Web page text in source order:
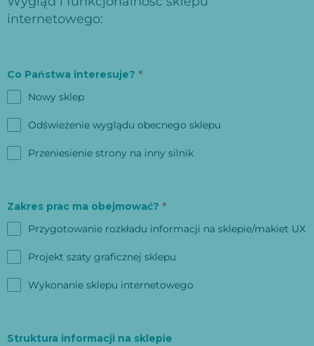
internetowego:
Co Państwa interesuje? *
Nowy sklep
Odświeżenie wyglądu obecnego sklepu
Przeniesienie strony na inny silnik
Zakres prac ma obejmować? *
Przygotowanie rozkładu informacji na sklepie/makiet UX
Projekt szaty graficznej sklepu
Wykonanie sklepu internetowego
Struktura informacji na sklepie